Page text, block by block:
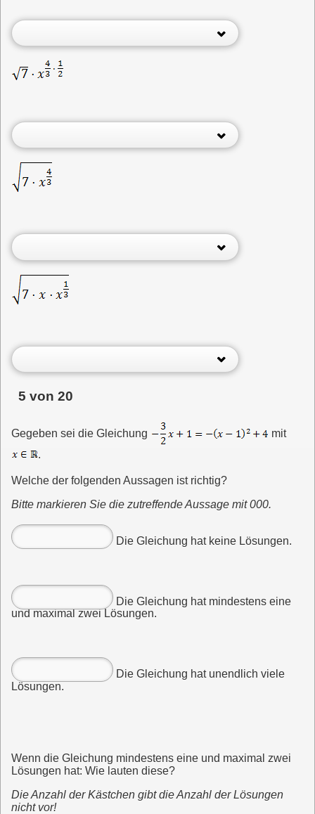
5 von 20
Gegeben sei die Gleichung
mit
.
Welche der folgenden Aussagen ist richtig?
Bitte markieren Sie die zutreffende Aussage mit 000.
Die Gleichung hat keine Lösungen.
Die Gleichung hat mindestens eine
und maximal zwei Lösungen.
Die Gleichung hat unendlich viele
Lösungen.
Wenn die Gleichung mindestens eine und maximal zwei
Lösungen hat: Wie lauten diese?
Die Anzahl der Kästchen gibt die Anzahl der Lösungen
nicht vor!